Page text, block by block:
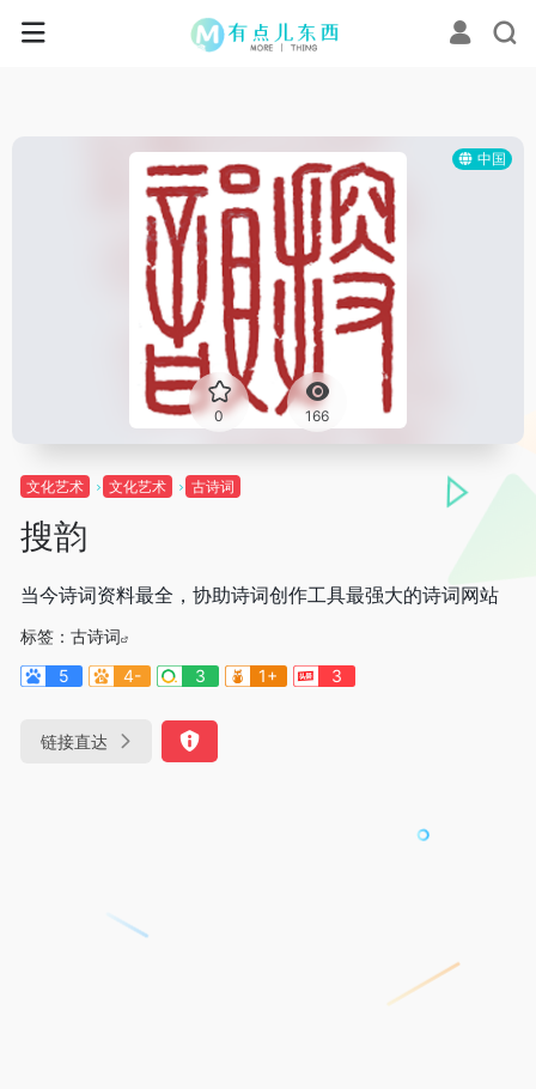
中国
0 166
文化艺术 文化艺术 古诗词
搜韵
当今诗词资料最全，协助诗词创作工具最强大的诗词网站
标签： 古诗词
5
4- 3 1+ 3
链接直达